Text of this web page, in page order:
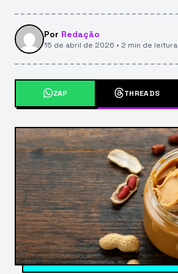
Por Redação
15 de abril de 2026 • 2 min de leitura
ZAP THREADS